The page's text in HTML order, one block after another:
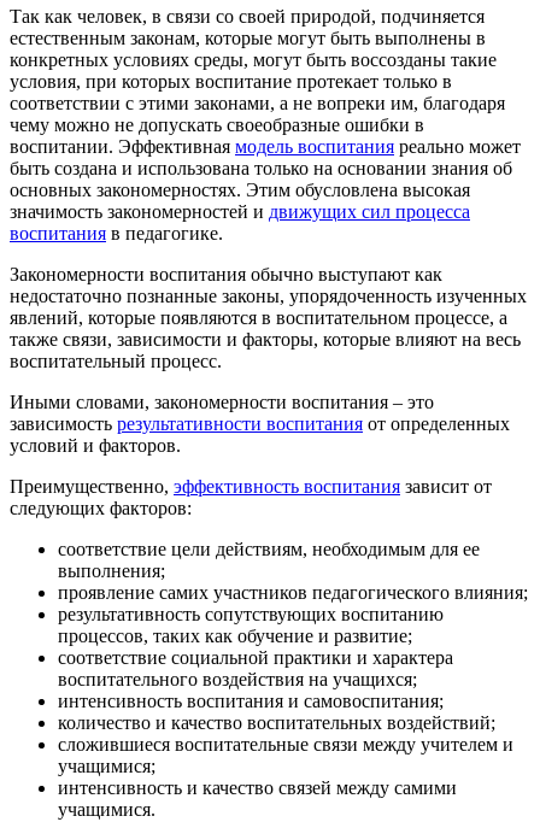
Так как человек, в связи со своей природой, подчиняется
естественным законам, которые могут быть выполнены в
конкретных условиях среды, могут быть воссозданы такие
условия, при которых воспитание протекает только в
соответствии с этими законами, а не вопреки им, благодаря
чему можно не допускать своеобразные ошибки в
воспитании. Эффективная модель воспитания реально может
быть создана и использована только на основании знания об
основных закономерностях. Этим обусловлена высокая
значимость закономерностей и движущих сил процесса
воспитания в педагогике.
Закономерности воспитания обычно выступают как
недостаточно познанные законы, упорядоченность изученных
явлений, которые появляются в воспитательном процессе, а
также связи, зависимости и факторы, которые влияют на весь
воспитательный процесс.
Иными словами, закономерности воспитания – это
зависимость результативности воспитания от определенных
условий и факторов.
Преимущественно, эффективность воспитания зависит от
следующих факторов:
соответствие цели действиям, необходимым для ее
выполнения;
проявление самих участников педагогического влияния;
результативность сопутствующих воспитанию
процессов, таких как обучение и развитие;
соответствие социальной практики и характера
воспитательного воздействия на учащихся;
интенсивность воспитания и самовоспитания;
количество и качество воспитательных воздействий;
сложившиеся воспитательные связи между учителем и
учащимися;
интенсивность и качество связей между самими
учащимися.